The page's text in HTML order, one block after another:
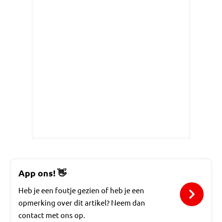
App ons!👋
Heb je een foutje gezien of heb je een
opmerking over dit artikel? Neem dan
contact met ons op.